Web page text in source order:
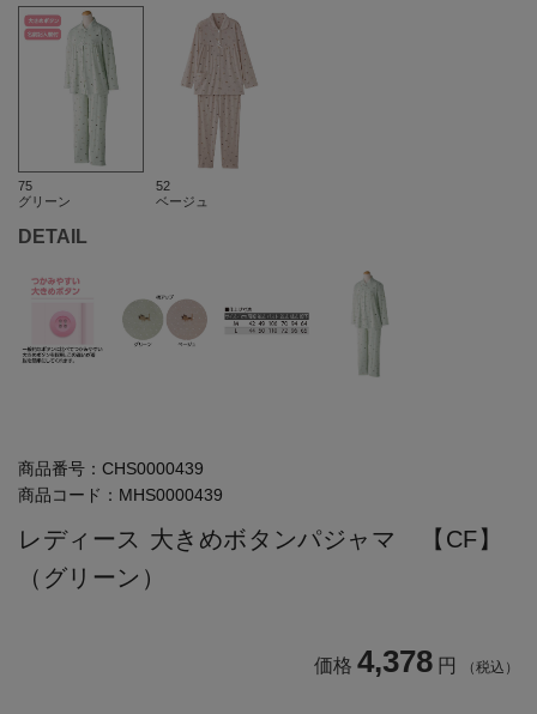
75
グリーン
52
ベージュ
DETAIL
商品番号： CHS0000439
商品コード： MHS0000439
レディース 大きめボタンパジャマ 【CF】
（グリーン）
価格 4,378 円 （税込）